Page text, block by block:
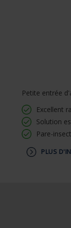
Petite entrée
Excellent
Solution
Pare-
PLUS